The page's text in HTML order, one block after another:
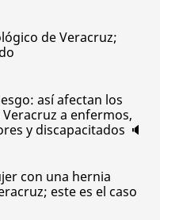
de Veracruz;
así afectan los
a enfermos,
y discapacitados 🔈
con una hernia
este es el caso